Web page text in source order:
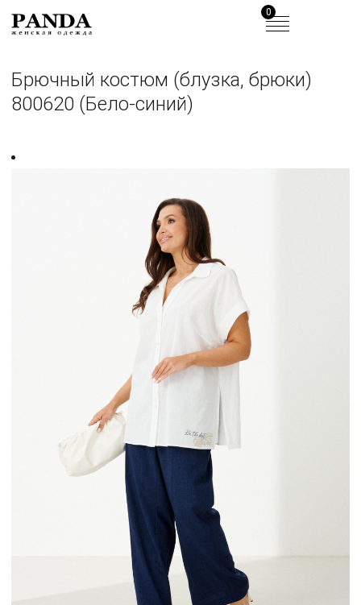
0
Брючный костюм (блузка, брюки)
800620 (Бело-синий)